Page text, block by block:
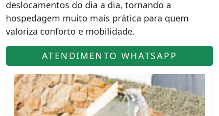
deslocamentos do dia a dia, tornando a
hospedagem muito mais prática para quem
valoriza conforto e mobilidade.
ATENDIMENTO WHATSAPP